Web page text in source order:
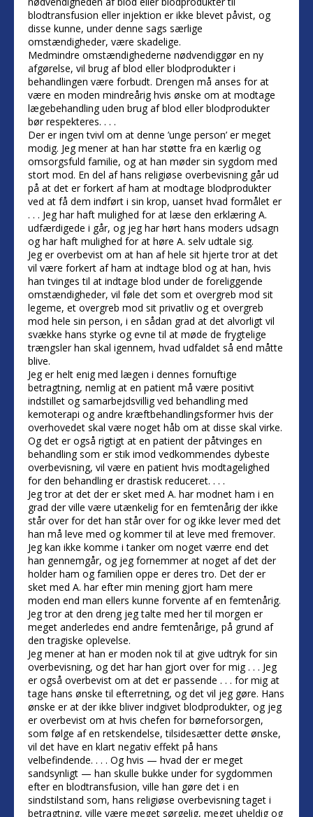
blodtransfusion eller injektion er ikke blevet påvist, og
disse kunne, under denne sags særlige
omstændigheder, være skadelige.
Medmindre omstændighederne nødvendiggør en ny
afgørelse, vil brug af blod eller blodprodukter i
behandlingen være forbudt. Drengen må anses for at
være en moden mindreårig hvis ønske om at modtage
lægebehandling uden brug af blod eller blodprodukter
bør respekteres. . . .
Der er ingen tvivl om at denne ’unge person’ er meget
modig. Jeg mener at han har støtte fra en kærlig og
omsorgsfuld familie, og at han møder sin sygdom med
stort mod. En del af hans religiøse overbevisning går ud
på at det er forkert af ham at modtage blodprodukter
ved at få dem indført i sin krop, uanset hvad formålet er
. . . Jeg har haft mulighed for at læse den erklæring A.
udfærdigede i går, og jeg har hørt hans moders udsagn
og har haft mulighed for at høre A. selv udtale sig.
Jeg er overbevist om at han af hele sit hjerte tror at det
vil være forkert af ham at indtage blod og at han, hvis
han tvinges til at indtage blod under de foreliggende
omstændigheder, vil føle det som et overgreb mod sit
legeme, et overgreb mod sit privatliv og et overgreb
mod hele sin person, i en sådan grad at det alvorligt vil
svække hans styrke og evne til at møde de frygtelige
trængsler han skal igennem, hvad udfaldet så end måtte
blive.
Jeg er helt enig med lægen i dennes fornuftige
betragtning, nemlig at en patient må være positivt
indstillet og samarbejdsvillig ved behandling med
kemoterapi og andre kræftbehandlingsformer hvis der
overhovedet skal være noget håb om at disse skal virke.
Og det er også rigtigt at en patient der påtvinges en
behandling som er stik imod vedkommendes dybeste
overbevisning, vil være en patient hvis modtagelighed
for den behandling er drastisk reduceret. . . .
Jeg tror at det der er sket med A. har modnet ham i en
grad der ville være utænkelig for en femtenårig der ikke
står over for det han står over for og ikke lever med det
han må leve med og kommer til at leve med fremover.
Jeg kan ikke komme i tanker om noget værre end det
han gennemgår, og jeg fornemmer at noget af det der
holder ham og familien oppe er deres tro. Det der er
sket med A. har efter min mening gjort ham mere
moden end man ellers kunne forvente af en femtenårig.
Jeg tror at den dreng jeg talte med her til morgen er
meget anderledes end andre femtenårige, på grund af
den tragiske oplevelse.
Jeg mener at han er moden nok til at give udtryk for sin
overbevisning, og det har han gjort over for mig . . . Jeg
er også overbevist om at det er passende . . . for mig at
tage hans ønske til efterretning, og det vil jeg gøre. Hans
ønske er at der ikke bliver indgivet blodprodukter, og jeg
er overbevist om at hvis chefen for børneforsorgen,
som følge af en retskendelse, tilsidesætter dette ønske,
vil det have en klart negativ effekt på hans
velbefindende. . . . Og hvis — hvad der er meget
sandsynligt — han skulle bukke under for sygdommen
efter en blodtransfusion, ville han gøre det i en
sindstilstand som, hans religiøse overbevisning taget i
betragtning, ville være meget sørgelig, meget uheldig og